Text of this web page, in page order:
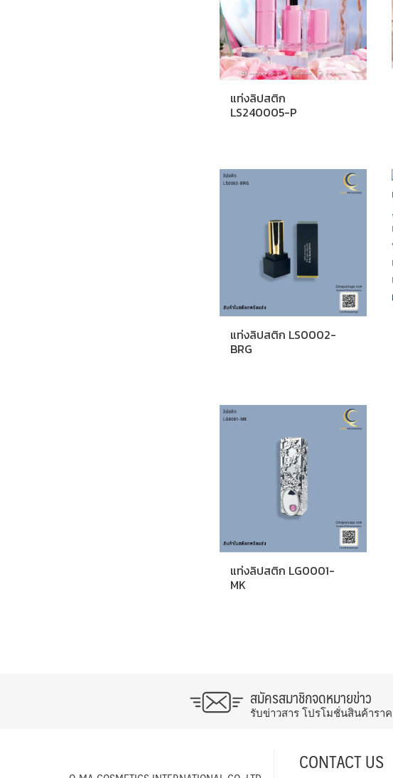
แท่งลิปสติก
LS240005-P
แท่งลิปสติก LS0002-
BRG
แท่งลิปสติก LG0001-
MK
สมัครสมาชิกจดหมายข่าว
รับข่าวสาร โปรโมชั่นสินค้ารา
CONTACT US